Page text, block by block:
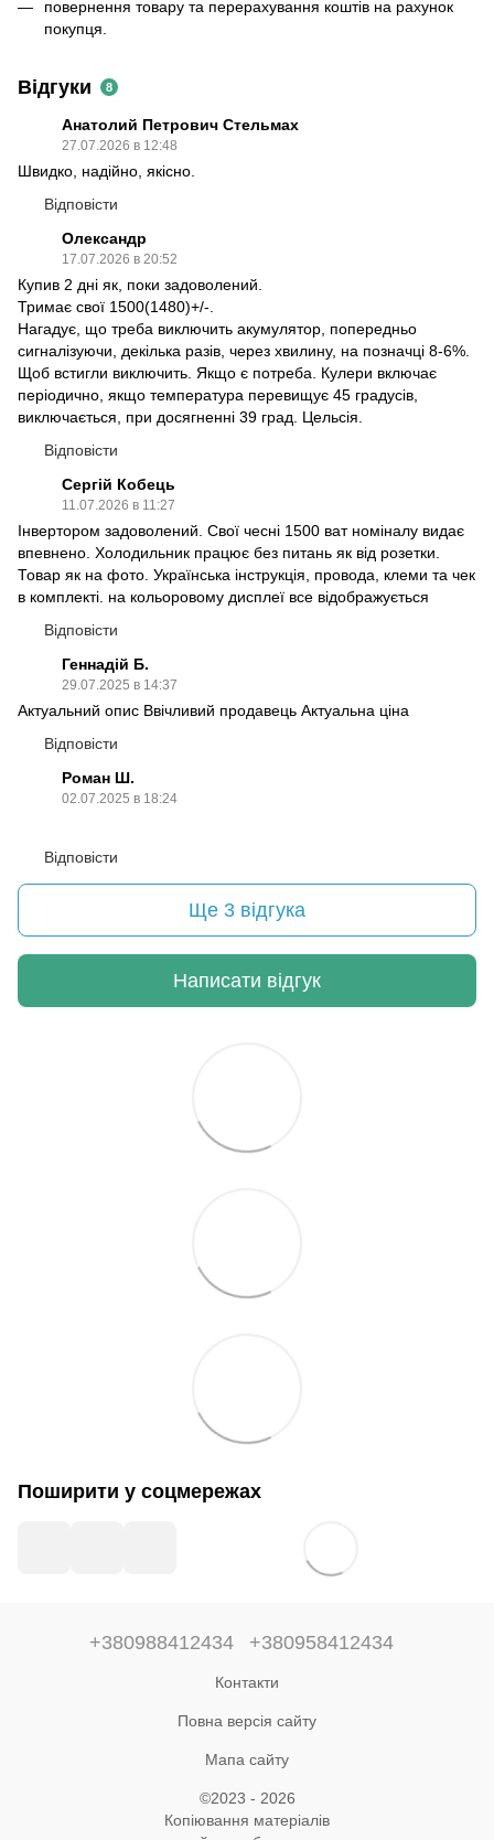
повернення товару та перерахування коштів на рахунок
покупця.
Відгуки 8
Анатолий Петрович Стельмах
27.07.2026 в 12:48
Швидко, надійно, якісно.
Відповісти
Олександр
17.07.2026 в 20:52
Купив 2 дні як, поки задоволений.
Тримає свої 1500(1480)+/-.
Нагадує, що треба виключить акумулятор, попередньо
сигналізуючи, декілька разів, через хвилину, на позначці 8-6%.
Щоб встигли виключить. Якщо є потреба. Кулери включає
періодично, якщо температура перевищує 45 градусів,
виключається, при досягненні 39 град. Цельсія.
Відповісти
Сергій Кобець
11.07.2026 в 11:27
Інвертором задоволений. Свої чесні 1500 ват номіналу видає
впевнено. Холодильник працює без питань як від розетки.
Товар як на фото. Українська інструкція, провода, клеми та чек
в комплекті. на кольоровому дисплеї все відображується
Відповісти
Геннадій Б.
29.07.2025 в 14:37
Актуальний опис Ввічливий продавець Актуальна ціна
Відповісти
Роман Ш.
02.07.2025 в 18:24
Відповісти
Ще 3 відгука
Написати відгук
Поширити у соцмережах
+380988412434 +380958412434
Контакти
Повна версія сайту
Мапа сайту
©2023 - 2026
Копіювання матеріалів